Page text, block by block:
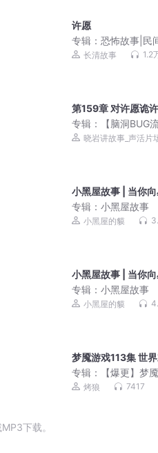
许愿
专辑：恐怖故事|民
事 长清故事 1.2
第159章 对许愿诡许
专辑：
【脑洞BUG
我在正常玩游戏啊
晓岩讲故事_声活片
小黑屋故事 | 当你向
专辑：小黑屋故事
小黑屋的貘
小黑屋故事 | 当你向
专辑：小黑屋故事
小黑屋的貘
梦魇游戏113集 世
专辑：
【爆更】梦
我来狩猎各国丨科
烤狼 7417
下载。